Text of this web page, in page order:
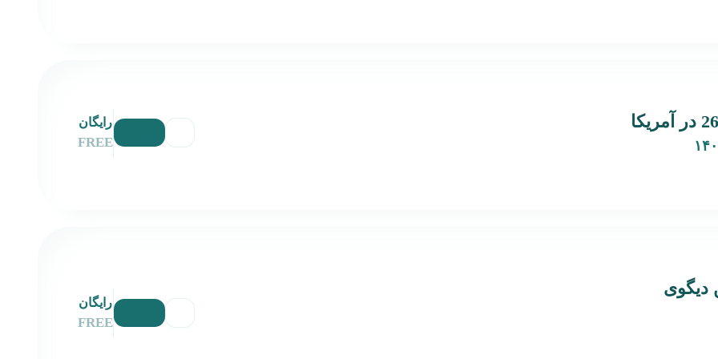
رایگان
FREE
دیگوی
رایگان
FREE